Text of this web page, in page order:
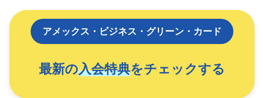
アメックス・ビジネス・グリーン・カード
最新の入会特典をチェックする